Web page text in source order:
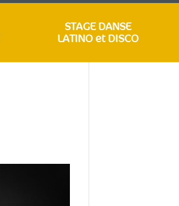
STAGE DANSE
LATINO et DISCO